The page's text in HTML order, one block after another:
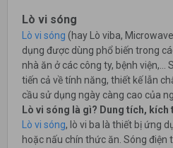
Lò vi sóng
Lò vi sóng (hay Lò viba,
dụng được dùng phổ biến trong
nhà ăn ở các công ty, bệnh viện,...
tiến cả về tính năng, thiết kế lẫn
cầu sử dụng ngày càng cao của
Lò vi sóng là gì? Dung tích, kích
Lò vi sóng, lò vi ba là thiết bị ứng
hoặc nấu chín thức ăn. Sóng